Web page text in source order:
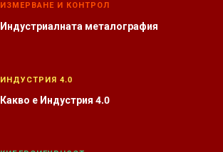
ИЗМЕРВАНЕ И КОНТРОЛ
Индустриалната металография
ИНДУСТРИЯ 4.0
Какво е Индустрия 4.0